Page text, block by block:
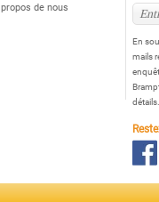
de nous
En
mails
détails.